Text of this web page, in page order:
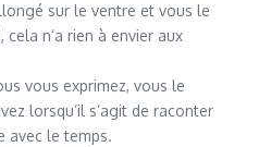
sur le ventre et vous le
n’a rien à envier aux
vous exprimez, vous le
lorsqu’il s’agit de raconter
avec le temps.